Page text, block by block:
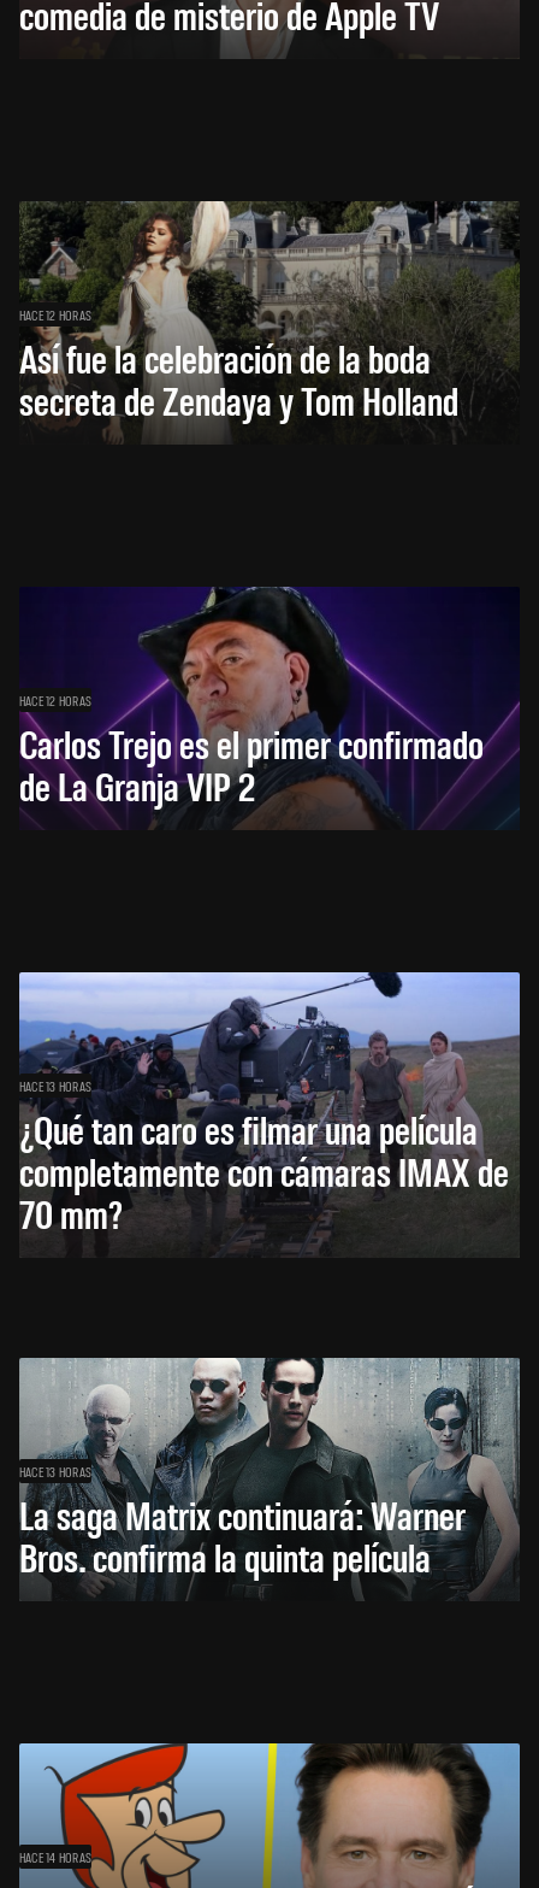
comedia de misterio de Apple TV
HACE 12 HORAS
Así fue la celebración de la boda
secreta de Zendaya y Tom Holland
HACE 12 HORAS
Carlos Trejo es el primer confirmado
de La Granja VIP 2
HACE 13 HORAS
¿Qué tan caro es filmar una película
completamente con cámaras IMAX de
70 mm?
HACE 13 HORAS
La saga Matrix continuará: Warner
Bros. confirma la quinta película
HACE 14 HORAS